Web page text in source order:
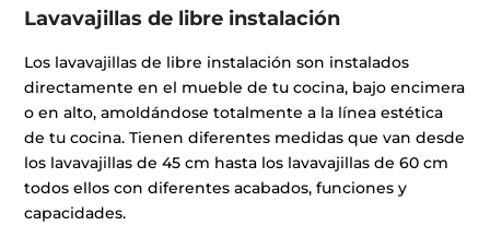
Lavavajillas de libre instalación
Los lavavajillas de libre instalación son instalados
directamente en el mueble de tu cocina, bajo encimera
o en alto, amoldándose totalmente a la línea estética
de tu cocina. Tienen diferentes medidas que van desde
los lavavajillas de 45 cm hasta los lavavajillas de 60 cm
todos ellos con diferentes acabados, funciones y
capacidades.